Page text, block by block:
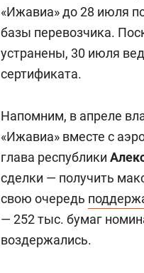
«Ижавиа» до 28 июля
базы перевозчика.
устранены, 30 июля
сертификата.
Напомним, в апреле
«Ижавиа» вместе с
глава республики
сделки — получить
свою очередь
— 252 тыс. бумаг
воздержались.